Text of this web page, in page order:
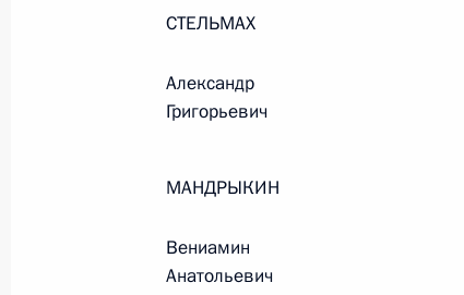
Президент России
СТЕЛЬМАХ
Александр
Григорьевич
МАНДРЫКИН
Вениамин
Анатольевич